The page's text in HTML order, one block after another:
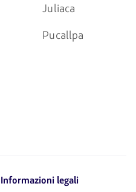
Juliaca
Pucallpa
Informazioni legali